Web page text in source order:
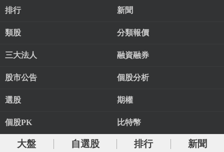
排行 新聞
類股 分類報價
三大法人 融資融券
股市公告 個股分析
選股 期權
個股PK 比特幣
大盤 自選股 排行
新聞